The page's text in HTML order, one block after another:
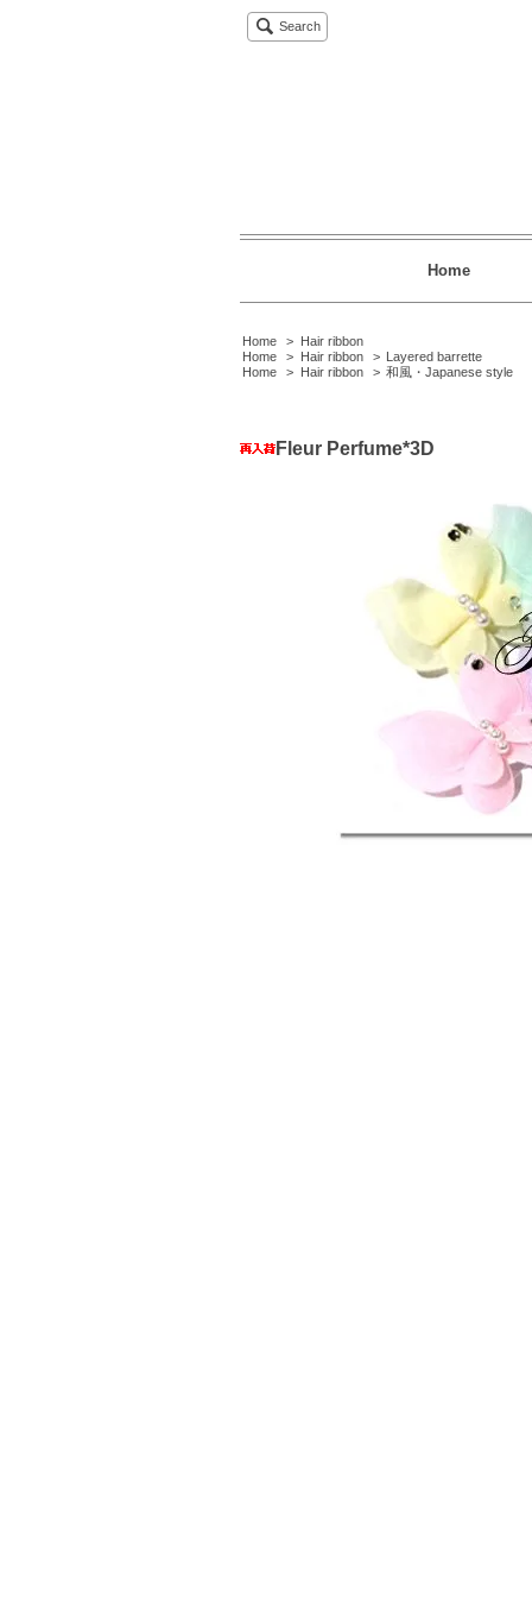
Search
Home
Home > Hair ribbon
Home
> Hair ribbon > Layered barrette
Home
> Hair ribbon > 和風・Japanese style
Fleur Perfume*3D